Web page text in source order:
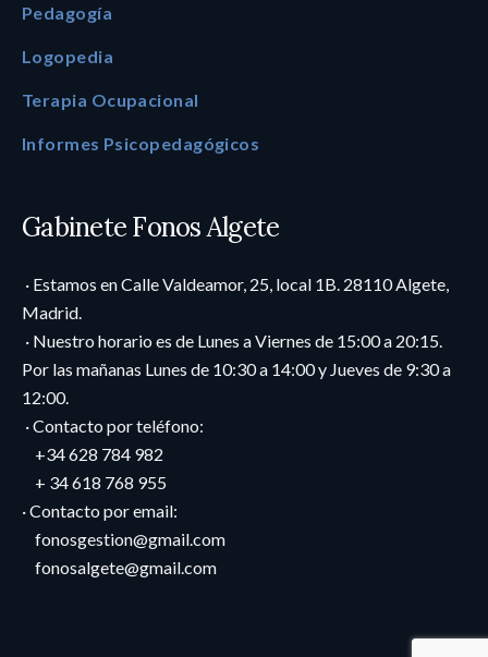
Pedagogía
Logopedia
Terapia Ocupacional
Informes Psicopedagógicos
Gabinete Fonos Algete
· Estamos en Calle Valdeamor, 25, local 1B. 28110 Algete,
Madrid.
· Nuestro horario es de Lunes a Viernes de 15:00 a 20:15.
Por las mañanas Lunes de 10:30 a 14:00 y Jueves de 9:30 a
12:00.
· Contacto por teléfono:
+34 628 784 982
+ 34 618 768 955
· Contacto por email:
fonosgestion@gmail.com
fonosalgete@gmail.com